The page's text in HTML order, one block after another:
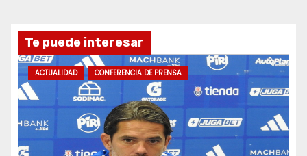
Te puede interesar
ACTUALIDAD CONFERENCIA DE PRENSA